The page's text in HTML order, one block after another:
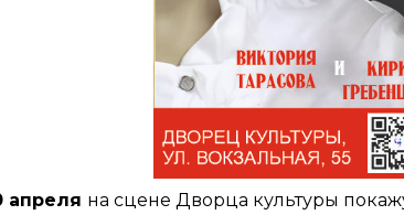
апреля на сцене Дворца культуры